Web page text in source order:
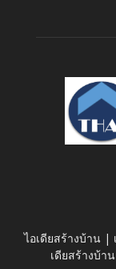
ไอเดียสร้างบ้าน |
เดียสร้างบ้า